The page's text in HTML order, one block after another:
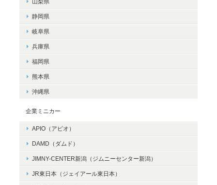
山梨県
静岡県
岐阜県
兵庫県
福岡県
熊本県
沖縄県
企業ミニカー
APIO（アピオ）
DAMD（ダムド）
JIMNY-CENTER新潟（ジムニーセンター新潟）
JR東日本（ジェイアール東日本）